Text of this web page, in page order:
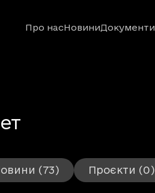
Про насНовиниДокументи
(73) Проєкти (0)